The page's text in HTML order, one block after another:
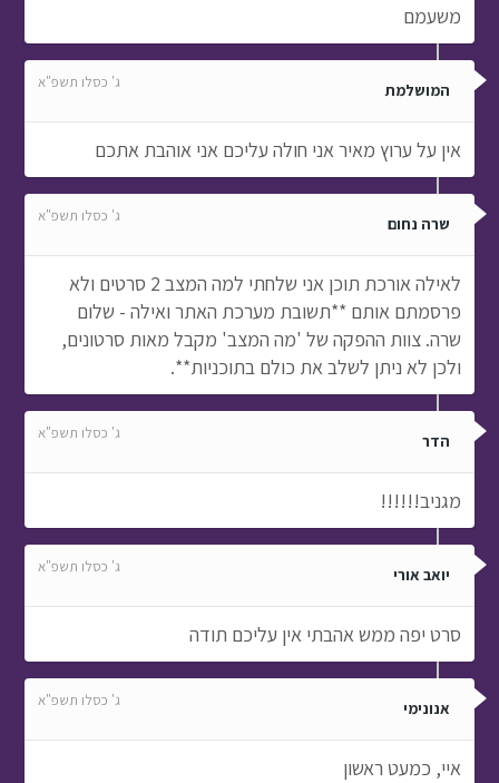
משעמם
המושלמת ג' כסלו תשפ"א
אין על ערוץ מאיר אני חולה עליכם אני אוהבת אתכם
שרה נחום ג' כסלו תשפ"א
לאילה אורכת תוכן אני שלחתי למה המצב 2 סרטים ולא
פרסמתם אותם **תשובת מערכת האתר ואילה - שלום
שרה. צוות ההפקה של 'מה המצב' מקבל מאות סרטונים,
ולכן לא ניתן לשלב את כולם בתוכניות**.
הדר ג' כסלו תשפ"א
מגניב!!!!!!
יואב אורי ג' כסלו תשפ"א
סרט יפה ממש אהבתי אין עליכם תודה
אנונימי ג' כסלו תשפ"א
איי, כמעט ראשון